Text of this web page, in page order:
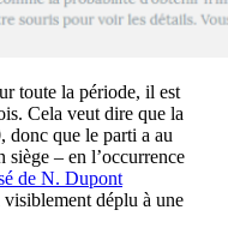
toute la période, il est
Cela veut dire que la
donc que le parti a au
siège – en l’occurrence
de N. Dupont
visiblement déplu à une